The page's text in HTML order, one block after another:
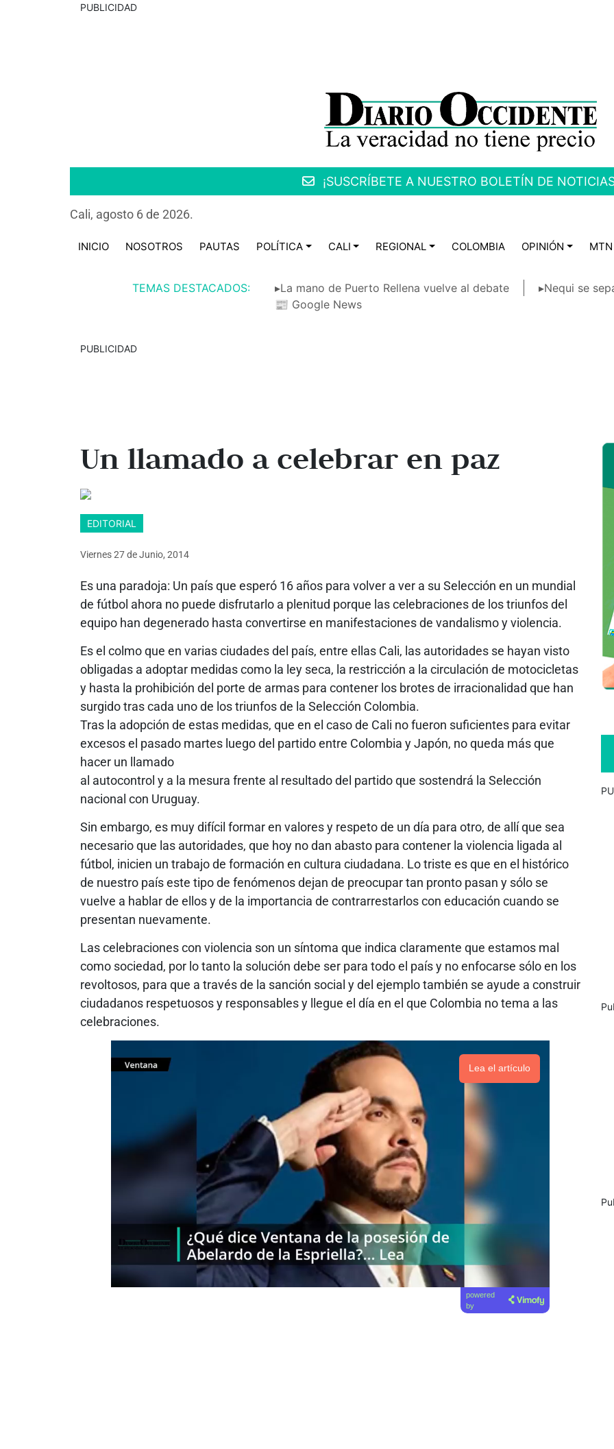
PUBLICIDAD
¡SUSCRÍBETE A NUESTRO BOLETÍN DE
Cali, agosto 6 de 2026.
INICIO NOSOTROS PAUTAS POLÍTICA CALI REGIONAL COLOMBIA OPINIÓN MTN
TEMAS DESTACADOS: ▸La mano de Puerto Rellena vuelve al debate
▸Nequi se
📰 Google News
PUBLICIDAD
Un llamado a celebrar en paz
EDITORIAL
Viernes 27deJunio, 2014
Es una paradoja: Un país que esperó 16 años para volver a ver a su Selección en un mundial
de fútbol ahora no puede disfrutarlo a plenitud porque las celebraciones de los triunfos del
equipo han degenerado hasta convertirse en manifestaciones de vandalismo y violencia.
Es el colmo que en varias ciudades del país, entre ellas Cali, las autoridades se hayan visto
obligadas a adoptar medidas como la ley seca, la restricción a la circulación de motocicletas
y hasta la prohibición del porte de armas para contener los brotes de irracionalidad que han
surgido tras cada uno de los triunfos de la Selección Colombia.
Tras la adopción de estas medidas, que en el caso de Cali no fueron suficientes para evitar
excesos el pasado martes luego del partido entre Colombia y Japón, no queda más que
hacer un llamado
al autocontrol y a la mesura frente al resultado del partido que sostendrá la Selección
nacional con Uruguay.
Sin embargo, es muy difícil formar en valores y respeto de un día para otro, de allí que sea
necesario que las autoridades, que hoy no dan abasto para contener la violencia ligada al
fútbol, inicien un trabajo de formación en cultura ciudadana. Lo triste es que en el histórico
de nuestro país este tipo de fenómenos dejan de preocupar tan pronto pasan y sólo se
vuelve a hablar de ellos y de la importancia de contrarrestarlos con educación cuando se
presentan nuevamente.
Las celebraciones con violencia son un síntoma que indica claramente que estamos mal
como sociedad, por lo tanto la solución debe ser para todo el país y no enfocarse sólo en los
revoltosos, para que a través de la sanción social y del ejemplo también se ayude a construir
ciudadanos respetuosos y responsables y llegue el día en el que Colombia no tema a las
celebraciones.
Lea el artículo
powered
by